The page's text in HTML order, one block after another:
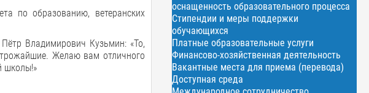
по образованию, ветеранских
Владимирович Кузьмин: «То,
Желаю вам отличного
школы!»
оснащенность образовательного процесса
Стипендии и меры поддержки
обучающихся
Платные образовательные услуги
Финансово-хозяйственная деятельность
Вакантные места для приема (перевода)
Доступная среда